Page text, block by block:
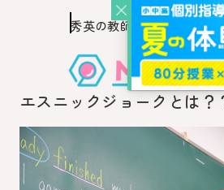
このページの本文
秀英の教師を知
秀英の教師から教わるウェ
エスニックジョークとは